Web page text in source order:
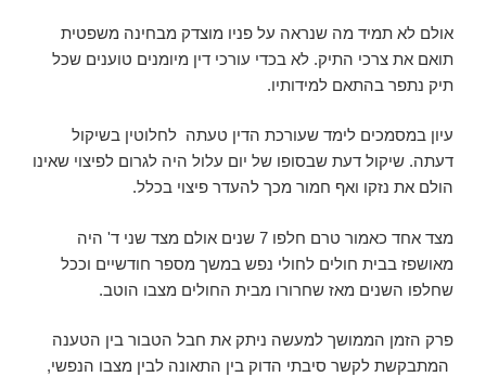
אולם לא תמיד מה שנראה על פניו מוצדק מבחינה משפטית
תואם את צרכי התיק. לא בכדי עורכי דין מיומנים טוענים שכל
תיק נתפר בהתאם למידותיו.
עיון במסמכים לימד שעורכת הדין טעתה לחלוטין בשיקול
דעתה. שיקול דעת שבסופו של יום עלול היה לגרום לפיצוי שאינו
הולם את נזקו ואף חמור מכך להעדר פיצוי בכלל.
מצד אחד כאמור טרם חלפו 7 שנים אולם מצד שני ד' היה
מאושפז בבית חולים לחולי נפש במשך מספר חודשיים וככל
שחלפו השנים מאז שחרורו מבית החולים מצבו הוטב.
פרק הזמן הממושך למעשה ניתק את חבל הטבור בין הטענה
המתבקשת לקשר סיבתי הדוק בין התאונה לבין מצבו הנפשי,